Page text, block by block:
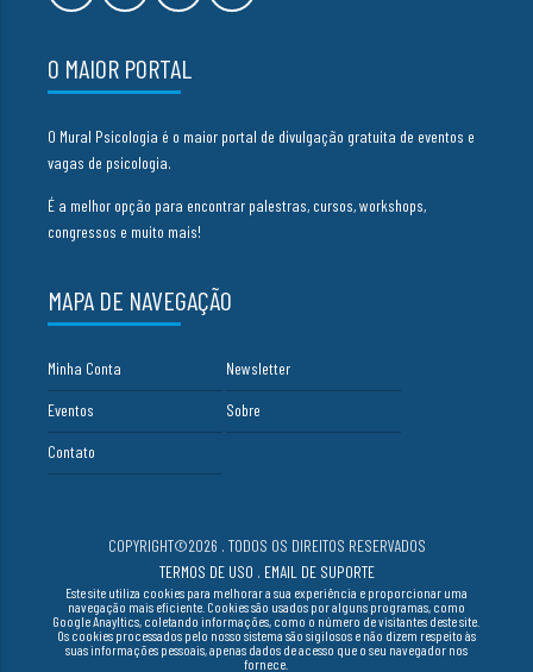
O MAIOR PORTAL
O Mural Psicologia é o maior portal de divulgação gratuita de eventos e
vagas de psicologia.
É a melhor opção para encontrar palestras, cursos, workshops,
congressos e muito mais!
MAPA DE NAVEGAÇÃO
Minha Conta Newsletter
Eventos Sobre
Contato
COPYRIGHT©2026 . TODOS OS DIREITOS RESERVADOS
TERMOS DE USO . EMAIL DE SUPORTE
Este site utiliza cookies para melhorar a sua experiência e proporcionar uma
navegação mais eficiente. Cookies são usados por alguns programas, como
Google Anayltics, coletando informações, como o número de visitantes deste site.
Os cookies processados pelo nosso sistema são sigilosos e não dizem respeito às
suas informações pessoais, apenas dados de acesso que o seu navegador nos
fornece.